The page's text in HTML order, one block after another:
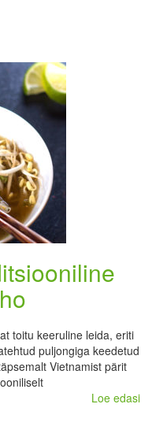
toitu keeruline leida, eriti
puljongiga keedetud
Vietnamist pärit
Loe edasi